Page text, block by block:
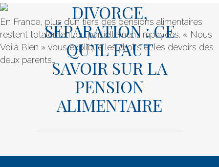
DIVORCE,
SÉPARATION : CE
QU’IL FAUT
SAVOIR SUR LA
PENSION
ALIMENTAIRE
En France, plus d’un tiers des pensions alimentaires
restent totalement ou partiellement impayées. « Nous
Voilà Bien » vous explique les droits et les devoirs des
deux parents…